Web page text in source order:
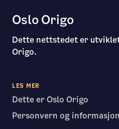
Oslo Origo
Dette nettstedet er
Origo.
LES MER
Dette er Oslo Origo
Personvern og